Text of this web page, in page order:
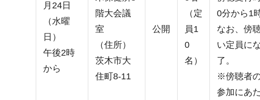
月24日
（水曜
日）
午後2時
から
階大会議
室
（住所）
茨木市大
住町8-11
公開
（定
員1
0
名）
0分から1
なお、傍
い定員に
了。
※傍聴者
参加にあ